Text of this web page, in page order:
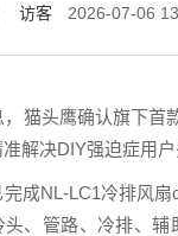
访客 2026-07-06
，猫头鹰确认旗下首
解决DIY强迫症用
完成NL-LC1冷排风
头、管路、冷排、